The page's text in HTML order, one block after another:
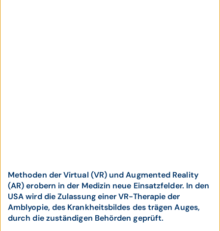
Methoden der Virtual (VR) und Augmented Reality
(AR) erobern in der Medizin neue Einsatzfelder. In den
USA wird die Zulassung einer VR-Therapie der
Amblyopie, des Krankheitsbildes des trägen Auges,
durch die zuständigen Behörden geprüft.